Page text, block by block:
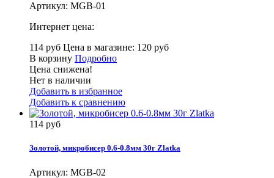
Артикул: MGB-01
Интернет цена:
114 руб Цена в магазине: 120 руб
В корзину Подробно
Цена снижена!
Нет в наличии
Добавить в избранное
Добавить к сравнению
114 руб
Золотой, микробисер 0.6-0.8мм 30г Zlatka
Артикул: MGB-02